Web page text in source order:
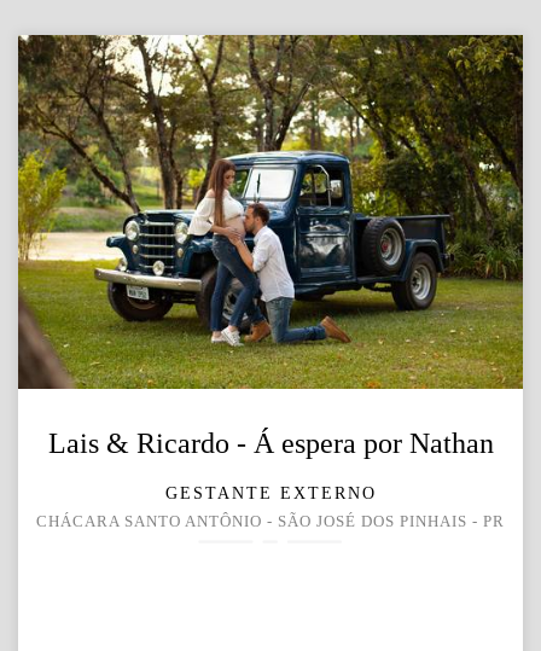
Lais & Ricardo - Á espera por Nathan
GESTANTE EXTERNO
CHÁCARA SANTO ANTÔNIO - SÃO JOSÉ DOS PINHAIS - PR